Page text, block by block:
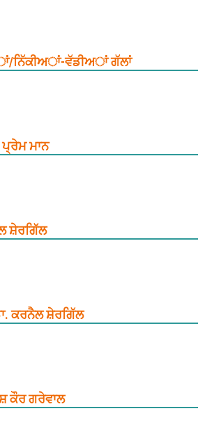
ਨਿੱਕੀਅਾਂ-ਵੱਡੀਅਾਂ ਗੱਲਾਂ
ਮਾਨ
ਸ਼ੇਰਗਿੱਲ
ਕਰਨੈਲ ਸ਼ੇਰਗਿੱਲ
ਕੌਰ ਗਰੇਵਾਲ